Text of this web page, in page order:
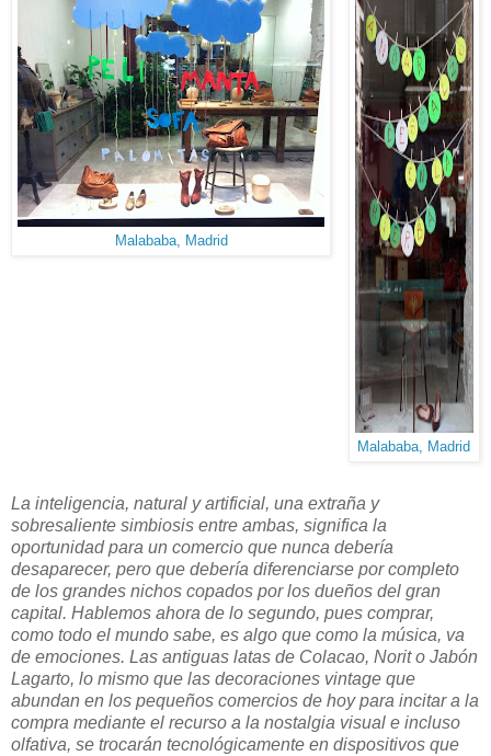
Malababa, Madrid
Malababa, Madrid
La inteligencia, natural y artificial, una extraña y
sobresaliente simbiosis entre ambas, significa la
oportunidad para un comercio que nunca debería
desaparecer, pero que debería diferenciarse por completo
de los grandes nichos copados por los dueños del gran
capital. Hablemos ahora de lo segundo, pues comprar,
como todo el mundo sabe, es algo que como la música, va
de emociones. Las antiguas latas de Colacao, Norit o Jabón
Lagarto, lo mismo que las decoraciones vintage que
abundan en los pequeños comercios de hoy para incitar a la
compra mediante el recurso a la nostalgia visual e incluso
olfativa, se trocarán tecnológicamente en dispositivos que